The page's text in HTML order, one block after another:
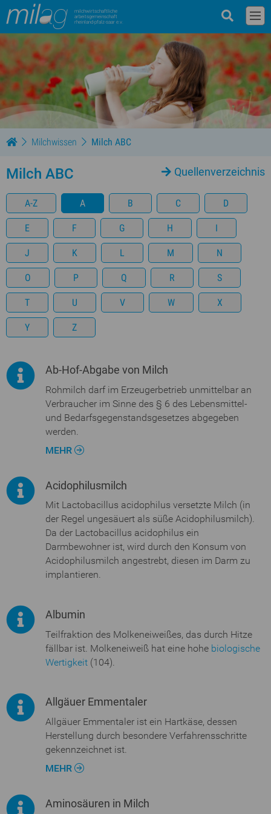
milchwirtschaftliche
arbeitsgemeinschaft
rheinland-pfalz-saar e.v.
Milchwissen Milch ABC
Milch ABC Quellenverzeichnis
A-Z A B C D
E F G H I
J K L M N
O P Q R S
T U V W X
Y Z
Ab-Hof-Abgabe von Milch
Rohmilch darf im Erzeugerbetrieb unmittelbar an
Verbraucher im Sinne des § 6 des Lebensmittel-
und Bedarfsgegenstandsgesetzes abgegeben
werden.
MEHR
Acidophilusmilch
Mit Lactobacillus acidophilus versetzte Milch (in
der Regel ungesäuert als süße Acidophilusmilch).
Da der Lactobacillus acidophilus ein
Darmbewohner ist, wird durch den Konsum von
Acidophilusmilch angestrebt, diesen im Darm zu
implantieren.
Albumin
Teilfraktion des Molkeneiweißes, das durch Hitze
fällbar ist. Molkeneiweiß hat eine hohe biologische
Wertigkeit (104).
Allgäuer Emmentaler
Allgäuer Emmentaler ist ein Hartkäse, dessen
Herstellung durch besondere Verfahrensschritte
gekennzeichnet ist.
MEHR
Aminosäuren in Milch